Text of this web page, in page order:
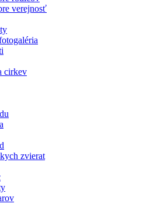
verejnosť
cirkev
zvierat